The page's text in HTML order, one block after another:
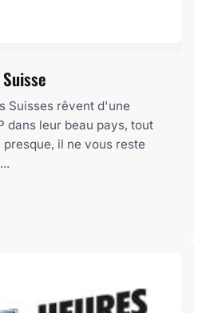
Suisses rêvent d'une
dans leur beau pays, tout
il ne vous reste